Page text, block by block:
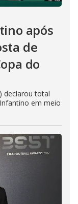
após
de
do
declarou total
em meio